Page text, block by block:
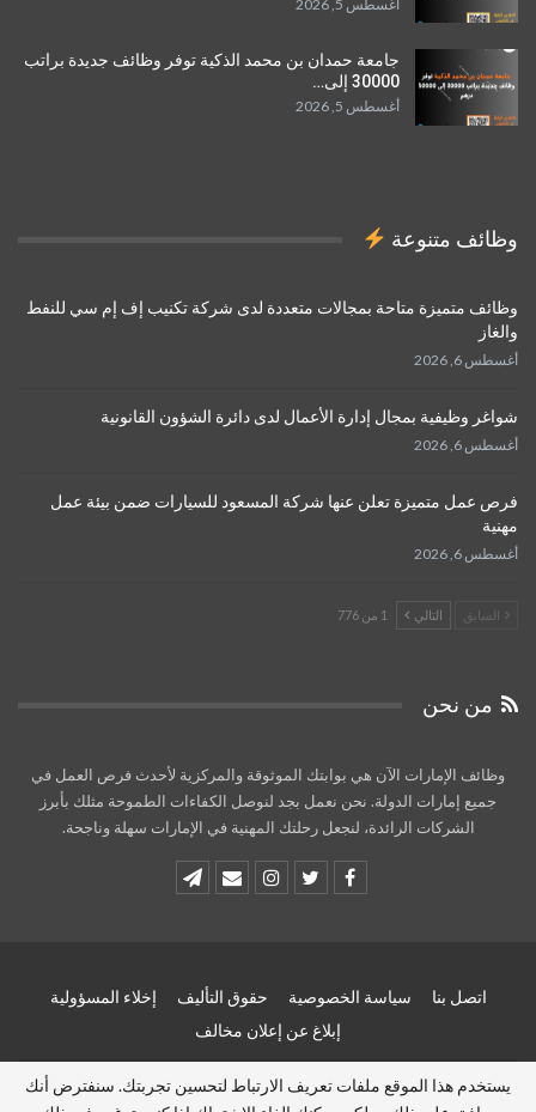
أغسطس 5, 2026
جامعة حمدان بن محمد الذكية توفر وظائف جديدة براتب
30000 إلى…
أغسطس 5, 2026
وظائف متنوعة
وظائف متميزة متاحة بمجالات متعددة لدى شركة تكنيب إف إم سي للنفط
والغاز
أغسطس 6, 2026
شواغر وظيفية بمجال إدارة الأعمال لدى دائرة الشؤون القانونية
أغسطس 6, 2026
فرص عمل متميزة تعلن عنها شركة المسعود للسيارات ضمن بيئة عمل
مهنية
أغسطس 6, 2026
السابق التالي 1 من 776
من نحن
وظائف الإمارات الآن هي بوابتك الموثوقة والمركزية لأحدث فرص العمل في
جميع إمارات الدولة. نحن نعمل بجد لنوصل الكفاءات الطموحة مثلك بأبرز
الشركات الرائدة، لنجعل رحلتك المهنية في الإمارات سهلة وناجحة.
اتصل بنا سياسة الخصوصية حقوق التأليف
إخلاء المسؤولية
إبلاغ عن إعلان مخالف
© 2026 - وظائف الامارات الان - Uae jobs now. All Rights Reserved.
يستخدم هذا الموقع ملفات تعريف الارتباط لتحسين تجربتك. سنفترض أنك